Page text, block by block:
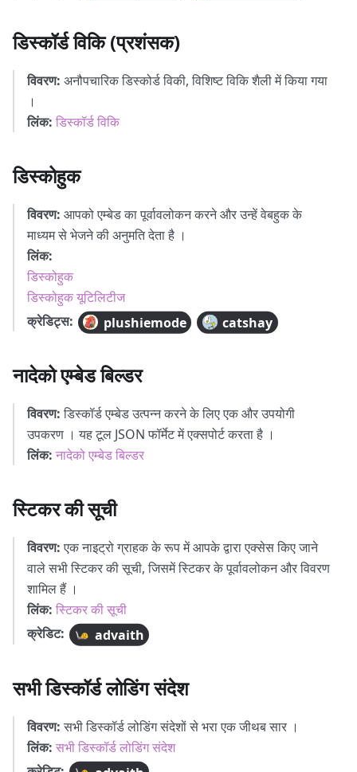
डिस्कॉर्ड विकि (प्रशंसक)
विवरण: अनौपचारिक डिस्कोर्ड विकी, विशिष्ट विकि शैली में किया गया
।
लिंक: डिस्कॉर्ड विकि
डिस्कोहुक
विवरण: आपको एम्बेड का पूर्वावलोकन करने और उन्हें वेबहुक के
माध्यम से भेजने की अनुमति देता है ।
लिंक:
डिस्कोहुक
डिस्कोहुक यूटिलिटीज
क्रेडिट्स:
plushiemode catshay
नादेको एम्बेड बिल्डर
विवरण:डिस्कॉर्ड एम्बेड उत्पन्न करने के लिए एक और उपयोगी
उपकरण । यह टूल JSON फॉर्मेट में एक्सपोर्ट करता है ।
लिंक: नादेको एम्बेड बिल्डर
स्टिकर की सूची
विवरण:एक नाइट्रो ग्राहक के रूप में आपके द्वारा एक्सेस किए जाने
वाले सभी स्टिकर की सूची, जिसमें स्टिकर के पूर्वावलोकन और विवरण
शामिल हैं ।
लिंक: स्टिकर की सूची
क्रेडिट:
advaith
सभी डिस्कॉर्ड लोडिंग संदेश
विवरण:सभी डिस्कॉर्ड लोडिंग संदेशों से भरा एक जीथब सार ।
लिंक: सभी डिस्कॉर्ड लोडिंग संदेश